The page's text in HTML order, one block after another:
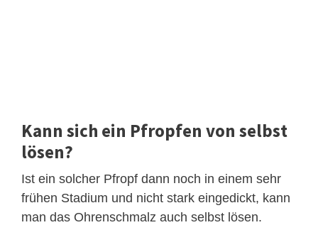
Kann sich ein Pfropfen von selbst
lösen?
Ist ein solcher Pfropf dann noch in einem sehr
frühen Stadium und nicht stark eingedickt, kann
man das Ohrenschmalz auch selbst lösen.